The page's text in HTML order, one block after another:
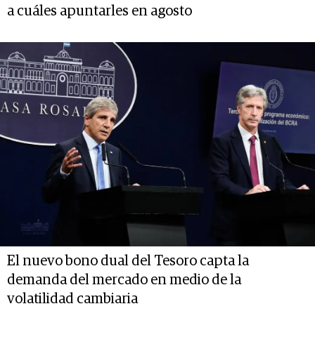
a cuáles apuntarles en agosto
El nuevo bono dual del Tesoro capta la
demanda del mercado en medio de la
volatilidad cambiaria